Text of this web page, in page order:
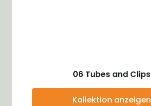
06 Tubes and Clips
Kollektion anzeigen